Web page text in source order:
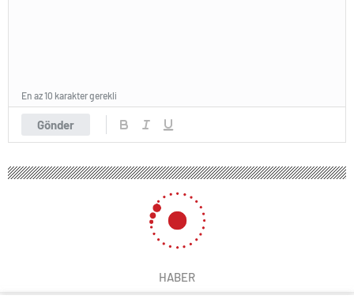
Gönder
En az 10 karakter gerekli
HABER